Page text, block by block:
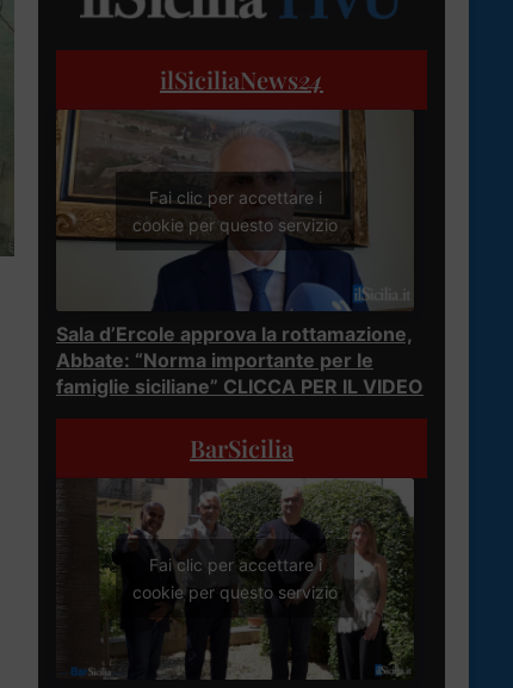
ilSiciliaNews24
Fai clic per accettare i
cookie per questo servizio
Sala d’Ercole approva la rottamazione,
Abbate: “Norma importante per le
famiglie siciliane” CLICCA PER IL VIDEO
BarSicilia
Fai clic per accettare i
cookie per questo servizio